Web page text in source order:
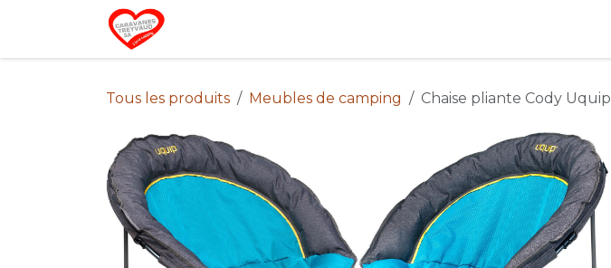
Se rendre au contenu
Tous les produits Meubles de camping Chaise pliante Cody Uquip